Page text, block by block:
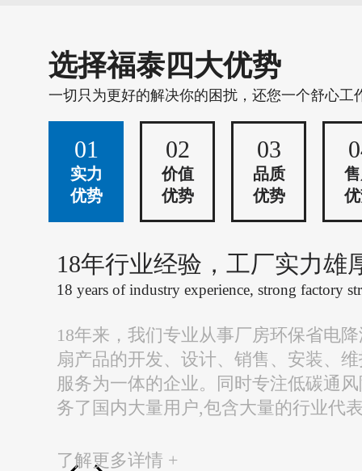
选择福泰四大优势
一切只为更好的解决你的困扰，还您一个舒心工
01
实力
优势
02
价值
优势
03
品质
优势
18年行业经验，工厂实力雄
18 years of industry experience, strong factory
18年来，我们专业从事厂房环保省电
扇产品的开发、设计、销售、安装、
服务为一体的企业。同时专注低碳通
务了国内大量用户,包含大量的行业代
了解更多详情 +